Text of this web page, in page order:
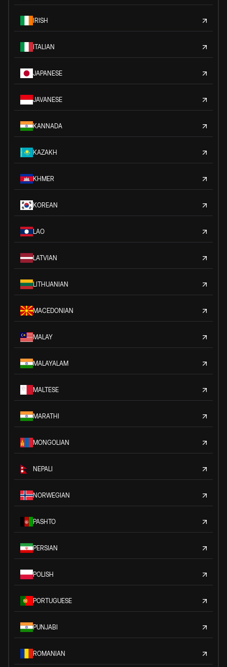
IRISH
ITALIAN
JAPANESE
JAVANESE
KANNADA
KAZAKH
KHMER
KOREAN
LAO
LATVIAN
LITHUANIAN
MACEDONIAN
MALAY
MALAYALAM
MALTESE
MARATHI
MONGOLIAN
NEPALI
NORWEGIAN
PASHTO
PERSIAN
POLISH
PORTUGUESE
PUNJABI
ROMANIAN